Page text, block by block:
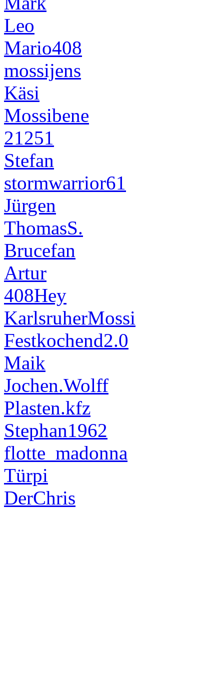
Leo
Mario408
mossijens
Käsi
Mossibene
21251
Stefan
stormwarrior61
Jürgen
ThomasS.
Brucefan
Artur
408Hey
KarlsruherMossi
Festkochend2.0
Maik
Jochen.Wolff
Plasten.kfz
Stephan1962
flotte_madonna
Türpi
DerChris